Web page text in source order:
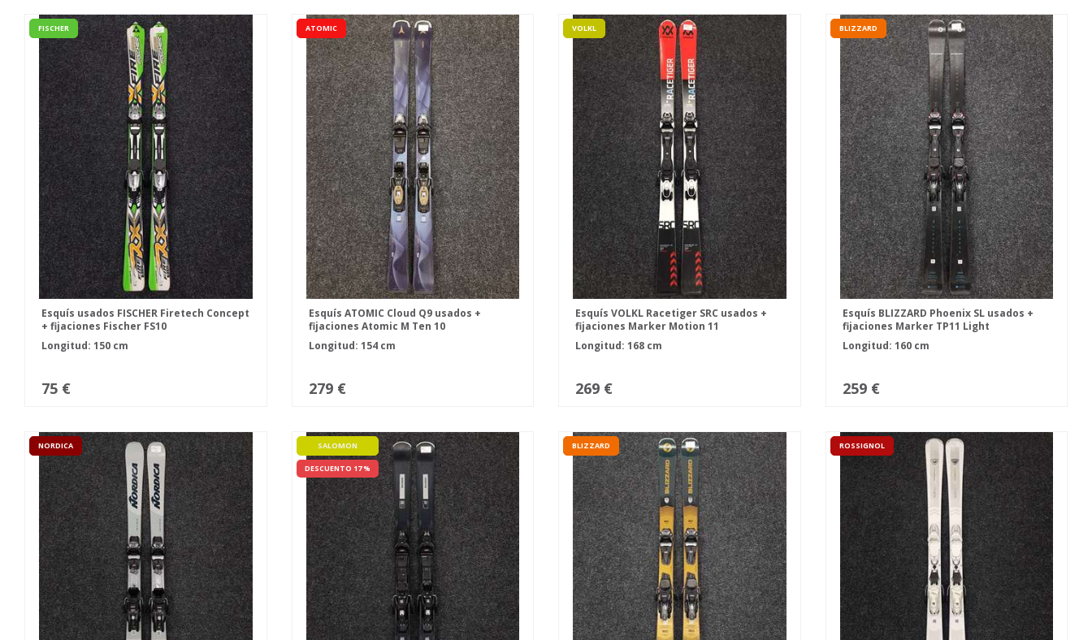
FISCHER
Esquís usados FISCHER Firetech Concept
+ fijaciones Fischer FS10
Longitud: 150 cm
75 €
ATOMIC
Esquís ATOMIC Cloud Q9 usados +
fijaciones Atomic M Ten 10
Longitud: 154 cm
279 €
VOLKL
Esquís VOLKL Racetiger SRC usados +
fijaciones Marker Motion 11
Longitud: 168 cm
269 €
BLIZZARD
Esquís BLIZZARD Phoenix SL usados +
fijaciones Marker TP11 Light
Longitud: 160 cm
259 €
NORDICA SALOMON
DESCUENTO 17 %
BLIZZARD ROSSIGNOL